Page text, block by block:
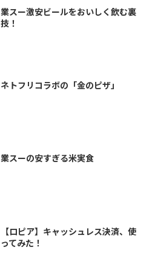
業スー激安ビールをおいしく飲む裏
技！
ネトフリコラボの「金のピザ」
業スーの安すぎる米実食
【ロピア】キャッシュレス決済、使
ってみた！